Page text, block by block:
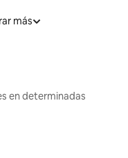
más
en determinadas